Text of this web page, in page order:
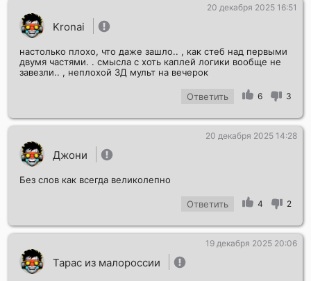
Kronai
20 декабря 2025 16:51
настолько плохо, что даже зашло.. , как стеб над первыми
двумя частями. . смысла с хоть каплей логики вообще не
завезли.. , неплохой 3Д мульт на вечерок
Ответить 6 3
Джони
20 декабря 2025 14:28
Без слов как всегда великолепно
Ответить 4 2
Тарас из малороссии
19 декабря 2025 20:06